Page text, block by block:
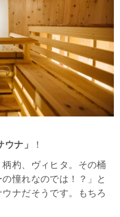
ウナ」 ！
柄杓、ヴィヒタ。その桶
憧れなのでは！？」と
ナだそうです。もちろ